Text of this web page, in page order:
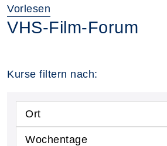
Vorlesen
VHS-Film-Forum
Kurse filtern nach:
Ort
Wochentage